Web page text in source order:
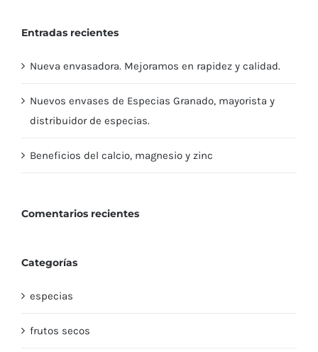
Entradas recientes
Nueva envasadora. Mejoramos en rapidez y calidad.
Nuevos envases de Especias Granado, mayorista y
distribuidor de especias.
Beneficios del calcio, magnesio y zinc
Comentarios recientes
Categorías
especias
frutos secos